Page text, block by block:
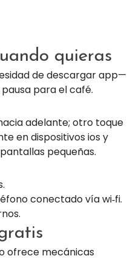
quieras
de descargar app—
para el café.
adelante; otro toque
en dispositivos ios y
pequeñas.
conectado vía wi‑fi.
ofrece mecánicas